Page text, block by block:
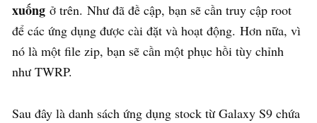
xuống ở trên. Như đã đề cập, bạn sẽ cần truy cập root
để các ứng dụng được cài đặt và hoạt động. Hơn nữa, vì
nó là một file zip, bạn sẽ cần một phục hồi tùy chỉnh
như TWRP.
Sau đây là danh sách ứng dụng stock từ Galaxy S9 chứa